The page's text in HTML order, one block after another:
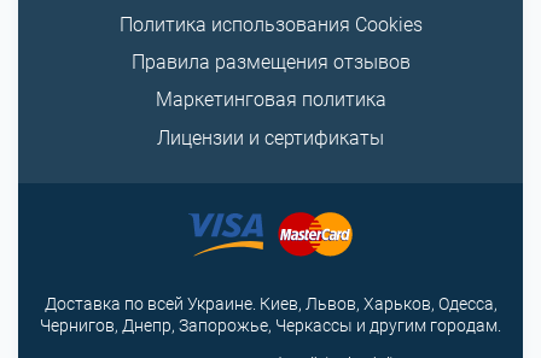
Политика использования Cookies
Правила размещения отзывов
Маркетинговая политика
Лицензии и сертификаты
Доставка по всей Украине. Киев, Львов, Харьков, Одесса,
Чернигов, Днепр, Запорожье, Черкассы и другим городам.